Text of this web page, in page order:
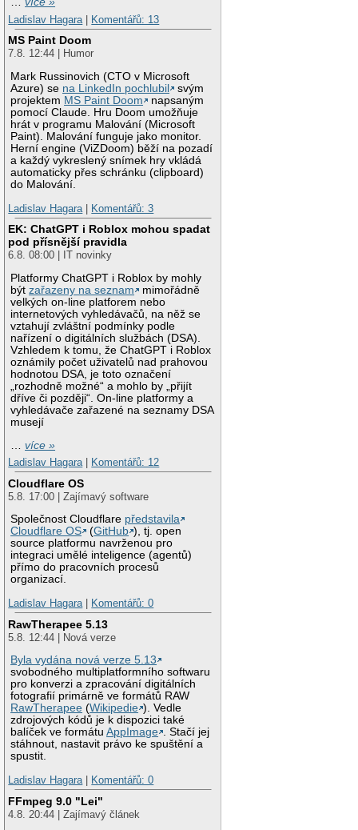
Ladislav Hagara
Komentářů: 13
MS Paint Doom
7.8. 12:44 | Humor
Mark Russinovich (CTO v Microsoft
Azure) se na LinkedIn pochlubil
svým
projektem MS Paint Doom
napsaným
pomocí Claude. Hru Doom umožňuje
hrát v programu Malování (Microsoft
Paint). Malování funguje jako monitor.
Herní engine (ViZDoom) běží na pozadí
a každý vykreslený snímek hry vkládá
automaticky přes schránku (clipboard)
do Malování.
Ladislav Hagara | Komentářů: 3
EK: ChatGPT i Roblox mohou spadat
pod přísnější pravidla
6.8. 08:00 | IT novinky
Platformy ChatGPT i Roblox by mohly
býtzařazeny na seznam
mimořádně
velkých on-line platforem nebo
internetových vyhledávačů, na něž se
vztahují zvláštní podmínky podle
nařízení o digitálních službách (DSA).
Vzhledem k tomu, že ChatGPT i Roblox
oznámily počet uživatelů nad prahovou
hodnotou DSA, je toto označení
„rozhodně možné“ a mohlo by „přijít
dříve či později“. On-line platformy a
vyhledávače zařazené na seznamy DSA
musejí
…více »
Ladislav Hagara| Komentářů: 12
Cloudflare OS
5.8. 17:00 | Zajímavý software
Společnost Cloudflare představila
Cloudflare OS
(GitHub ), tj. open
source platformu navrženou pro
integraci umělé inteligence (agentů)
přímo do pracovních procesů
organizací.
Ladislav Hagara| Komentářů: 0
RawTherapee 5.13
5.8. 12:44 | Nová verze
Byla vydána nová verze 5.13
svobodného multiplatformního softwaru
pro konverzi a zpracování digitálních
fotografií primárně ve formátů RAW
RawTherapee (Wikipedie ). Vedle
zdrojových kódů je k dispozici také
balíček ve formátuAppImage . Stačí jej
stáhnout, nastavit právo ke spuštění a
spustit.
Ladislav Hagara| Komentářů: 0
FFmpeg 9.0 "Lei"
4.8. 20:44 | Zajímavý článek